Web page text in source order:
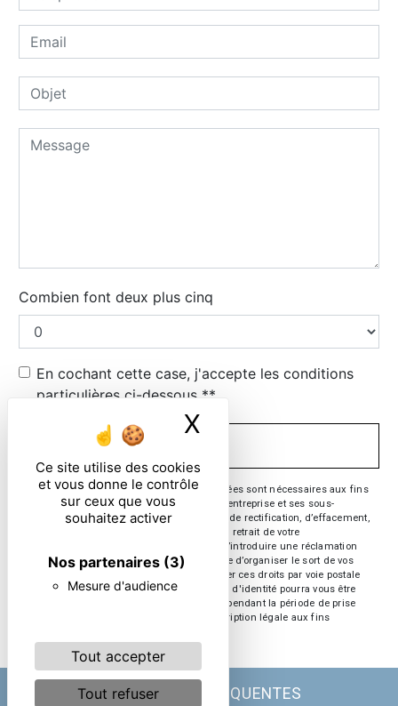
Ce site utilise des cookies
et vous donne le contrôle
sur ceux que vous
souhaitez activer
Nos partenaires (3)
Mesure d'audience
Tout accepter
Tout refuser
X Masquer le
Combien font deux plus cinq
En cochant cette case, j'accepte les conditions
particulières ci-dessous **
** Les données personnelles communiquées sont nécessaires aux fins
de vous contacter. Elles sont destinées à l'entreprise et ses sous-
traitants. Vous disposez de droits d’accès, de rectification, d’effacement,
de portabilité, de limitation, d’opposition, de retrait de votre
consentement à tout moment et du droit d’introduire une réclamation
auprès d’une autorité de contrôle, ainsi que d’organiser le sort de vos
données post-mortem. Vous pouvez exercer ces droits par voie postale
ou par courrier électronique. Un justificatif d'identité pourra vous être
demandé. Nous conservons vos données pendant la période de prise
de contact puis pendant la durée de prescription légale aux fins
RECHERCHES FRÉQUENTES